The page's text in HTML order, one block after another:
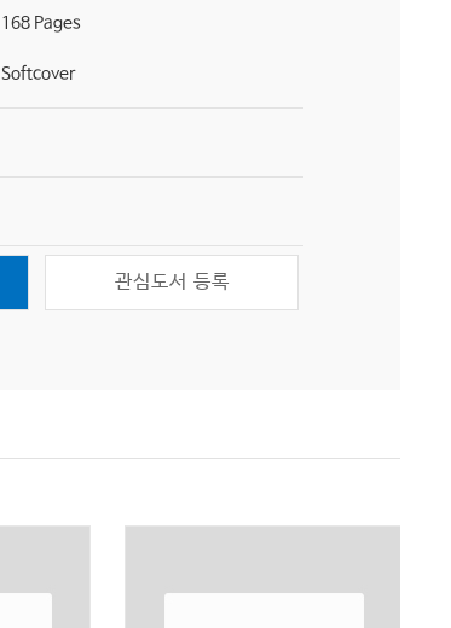
168 Pages
Softcover
관심도서 등록